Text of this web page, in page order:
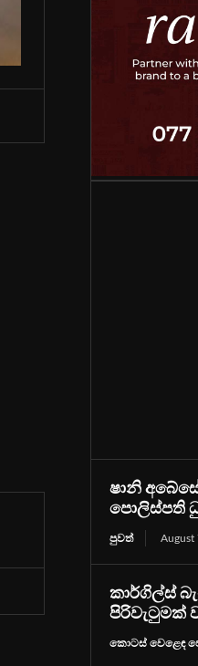
ෂානි
පොලිස්පති
පුවත් August
කාර්ගිල්ස්
පිරිවැටුමක්
කොටස් වෙළෙඳ